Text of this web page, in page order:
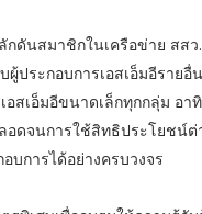
กดันสมาชิกในเครือข่าย ส
ผู้ประกอบการเอสเอ็มอีรา
สเอ็มอีขนาดเล็กทุกกลุ่ม อ
อดจนการใช้สิทธิประโยชน์
บการได้อย่างครบวงจร